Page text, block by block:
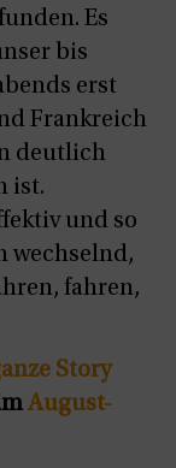
Es
bis
erst
Frankreich
deutlich
ist.
und so
wechselnd,
fahren,
Story
August-